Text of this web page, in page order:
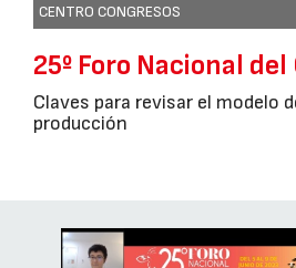
CENTRO CONGRESOS
25º Foro Nacional
Claves para revisar el modelo
producción